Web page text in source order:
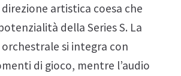
artistica coesa che
della Series S. La
si integra con
di gioco, mentre l’audio